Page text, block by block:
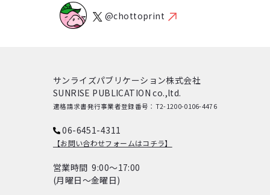
@chottoprint
サンライズパブリケーション株式会社
SUNRISE PUBLICATION co.,ltd.
適格請求書発行事業者登録番号：T2-1200-0106-4476
06-6451-4311
【お問い合わせフォームはコチラ】
営業時間 9:00～17:00
(月曜日～金曜日)